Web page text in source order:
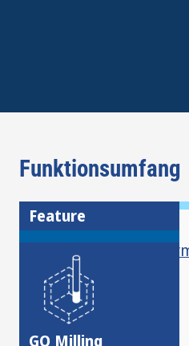
Funktionsumfang
Feature
GO Milling
Erstellung von